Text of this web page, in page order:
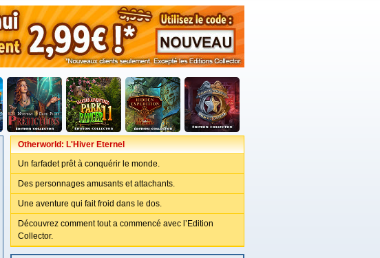
Otherworld: L'Hiver Eternel
Un farfadet prêt à conquérir le monde.
Des personnages amusants et attachants.
Une aventure qui fait froid dans le dos.
Découvrez comment tout a commencé avec l’Edition
Collector.